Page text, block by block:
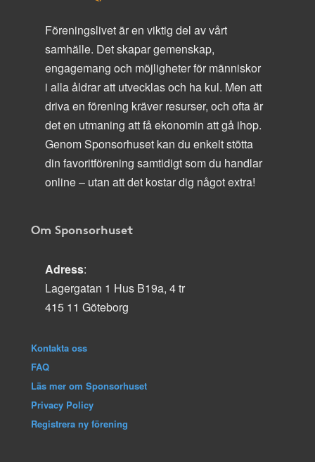
Föreningslivet är en viktig del av vårt
samhälle. Det skapar gemenskap,
engagemang och möjligheter för människor
i alla åldrar att utvecklas och ha kul. Men att
driva en förening kräver resurser, och ofta är
det en utmaning att få ekonomin att gå ihop.
Genom Sponsorhuset kan du enkelt stötta
din favoritförening samtidigt som du handlar
online – utan att det kostar dig något extra!
Om Sponsorhuset
Adress:
Lagergatan 1 Hus B19a, 4 tr
415 11 Göteborg
Kontakta oss
FAQ
Läs mer om Sponsorhuset
Privacy Policy
Registrera ny förening